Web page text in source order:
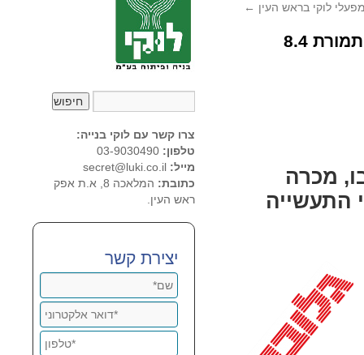
לוקי בראש העין ←
מתוך 'גלובס' 1996: לוקי מכרה 7000 מ"ר בראש העין תמורת 8.4
מכרה
מבני התעשייה
צרו קשר עם לוקי בנייה:
טלפון:
מייל:
כתובת:
המלאכה 8, א.ת אפק
ראש העין.
יצירת קשר